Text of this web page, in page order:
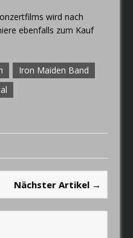
wird nach
ebenfalls zum Kauf
Iron Maiden Band
Nächster Artikel →